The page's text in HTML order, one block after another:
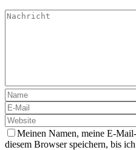
Meinen Namen, meine E-
diesem Browser speichern, bis